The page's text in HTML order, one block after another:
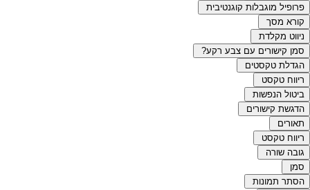
פרופיל מוגבלות קוגנטיבית
קורא מסך
ניווט מקלדת
סמן קישורים עם צבע רקע?
הגדלת טקסטים
ריווח טקסט
ביטול הנפשות
הדגשת קישורים
תאורים
ריווח טקסט
גובה שורה
סמן
הסתר תמונות